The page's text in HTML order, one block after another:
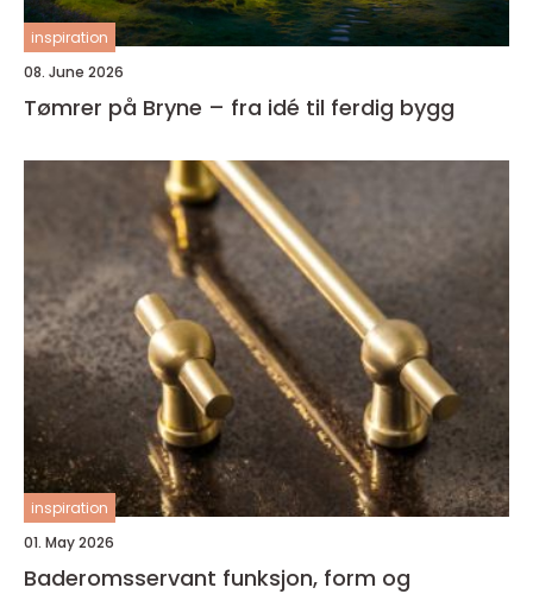
inspiration
08. June 2026
Tømrer på Bryne – fra idé til ferdig bygg
inspiration
01. May 2026
Baderomsservant funksjon, form og